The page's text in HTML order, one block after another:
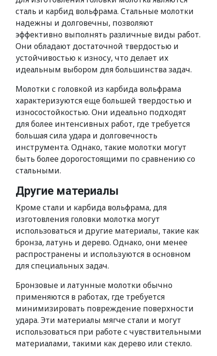
сталь и карбид вольфрама. Стальные молотки
надежны и долговечны, позволяют
эффективно выполнять различные виды работ.
Они обладают достаточной твердостью и
устойчивостью к износу, что делает их
идеальным выбором для большинства задач.
Молотки с головкой из карбида вольфрама
характеризуются еще большей твердостью и
износостойкостью. Они идеально подходят
для более интенсивных работ, где требуется
большая сила удара и долговечность
инструмента. Однако, такие молотки могут
быть более дорогостоящими по сравнению со
стальными.
Другие материалы
Кроме стали и карбида вольфрама, для
изготовления головки молотка могут
использоваться и другие материалы, такие как
бронза, латунь и дерево. Однако, они менее
распространены и используются в основном
для специальных задач.
Бронзовые и латунные молотки обычно
применяются в работах, где требуется
минимизировать повреждение поверхности
удара. Эти материалы мягче стали и могут
использоваться при работе с чувствительными
материалами, такими как дерево или стекло.